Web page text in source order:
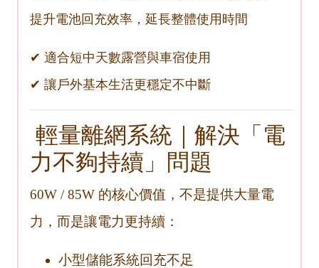
提升電池回充效率，延長整體使用時間
✔ 適合短中天數露營與車宿使用
✔ 讓戶外基本生活更穩定不中斷
輕量離網系統｜解決「電
力不夠持續」問題
60W / 85W 的核心價值，不是提供大量電
力，而是讓電力更持續：
小型儲能系統回充不足